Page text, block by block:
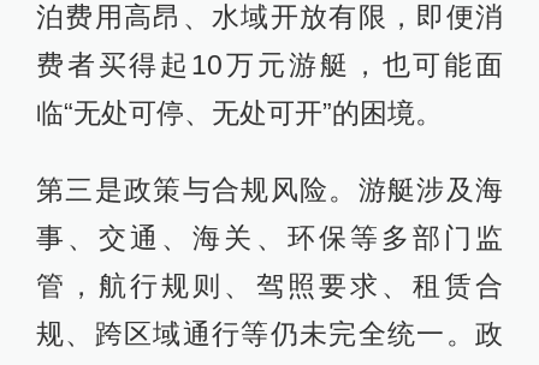
泊费用高昂、水域开放有限，即便消
费者买得起10万元游艇，也可能面
临“无处可停、无处可开”的困境。
第三是政策与合规风险。游艇涉及海
事、交通、海关、环保等多部门监
管，航行规则、驾照要求、租赁合
规、跨区域通行等仍未完全统一。政